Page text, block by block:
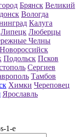
Брянск Великий
Вологда
Калуга
Липецк Люберцы
Челны
Новороссийск
Подольск Псков
Сергиев
Тамбов
Химки Череповец
Ярославль
1-e